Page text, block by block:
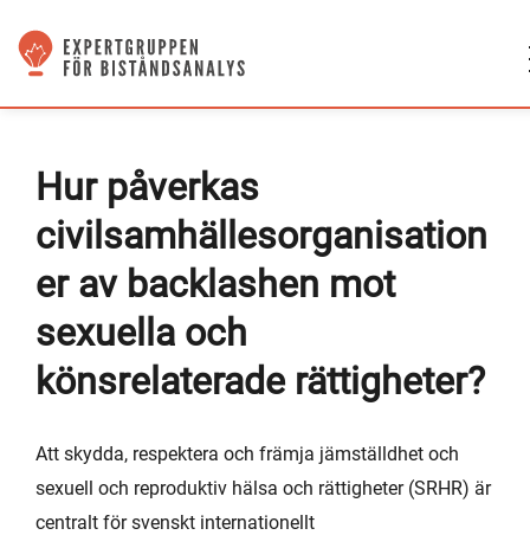
Hur påverkas
civilsamhällesorganisation
er av backlashen mot
sexuella och
könsrelaterade rättigheter?
Att skydda, respektera och främja jämställdhet och
sexuell och reproduktiv hälsa och rättigheter (SRHR) är
centralt för svenskt internationellt